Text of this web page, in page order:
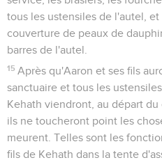
tous les ustensiles de l'autel,
couverture de peaux de
barres de l'autel.
15 Après qu'Aaron et ses fils
sanctuaire et tous les
Kehath viendront, au départ
ils ne toucheront point les
meurent. Telles sont les
fils de Kehath dans la tente